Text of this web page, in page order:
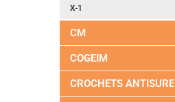
X-1
CM
COGEIM
CROCHETS ANTISURE